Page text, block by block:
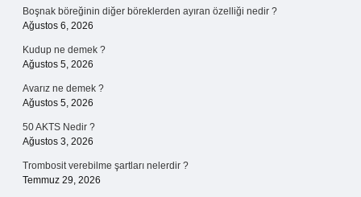
Boşnak böreğinin diğer böreklerden ayıran özelliği nedir ?
Ağustos 6, 2026
Kudup ne demek ?
Ağustos 5, 2026
Avarız ne demek ?
Ağustos 5, 2026
50 AKTS Nedir ?
Ağustos 3, 2026
Trombosit verebilme şartları nelerdir ?
Temmuz 29, 2026